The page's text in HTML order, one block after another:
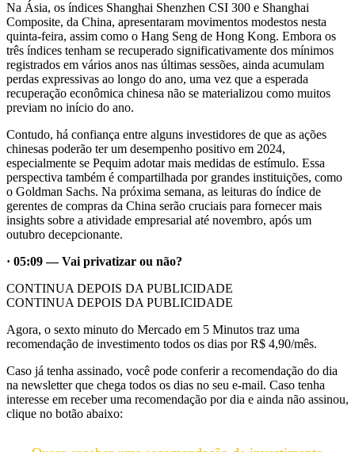
Na Ásia, os índices Shanghai Shenzhen CSI 300 e Shanghai
Composite, da China, apresentaram movimentos modestos nesta
quinta-feira, assim como o Hang Seng de Hong Kong. Embora os
três índices tenham se recuperado significativamente dos mínimos
registrados em vários anos nas últimas sessões, ainda acumulam
perdas expressivas ao longo do ano, uma vez que a esperada
recuperação econômica chinesa não se materializou como muitos
previam no início do ano.
Contudo, há confiança entre alguns investidores de que as ações
chinesas poderão ter um desempenho positivo em 2024,
especialmente se Pequim adotar mais medidas de estímulo. Essa
perspectiva também é compartilhada por grandes instituições, como
o Goldman Sachs. Na próxima semana, as leituras do índice de
gerentes de compras da China serão cruciais para fornecer mais
insights sobre a atividade empresarial até novembro, após um
outubro decepcionante.
· 05:09 — Vai privatizar ou não?
CONTINUA DEPOIS DA PUBLICIDADE
CONTINUA DEPOIS DA PUBLICIDADE
Agora, o sexto minuto do Mercado em 5 Minutos traz uma
recomendação de investimento todos os dias por R$ 4,90/mês.
Caso já tenha assinado, você pode conferir a recomendação do dia
na newsletter que chega todos os dias no seu e-mail. Caso tenha
interesse em receber uma recomendação por dia e ainda não assinou,
clique no botão abaixo: